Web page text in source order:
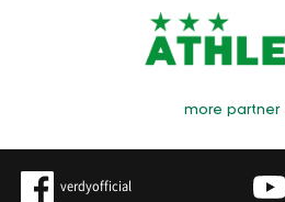
more partner
verdyofficial